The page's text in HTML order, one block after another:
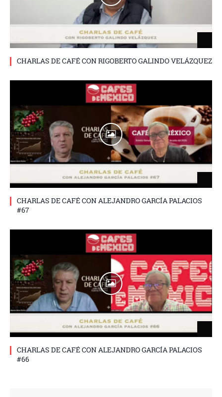
CHARLAS DE CAFÉ CON RIGOBERTO GALINDO VELÁZQUEZ
CHARLAS DE CAFÉ CON ALEJANDRO GARCÍA PALACIOS
#67
CHARLAS DE CAFÉ CON ALEJANDRO GARCÍA PALACIOS
#66